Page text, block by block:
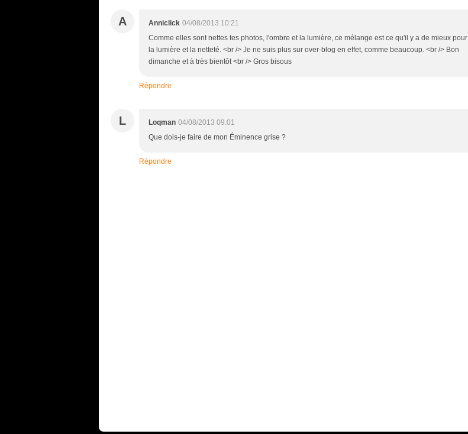
A Anniclick 04/08/2013 10:21
Comme elles sont nettes tes photos, l'ombre et la lumière, ce mélange est ce qu'il y a de mieux pour
la lumière et la netteté. <br /> Je ne suis plus sur over-blog en effet, comme beaucoup. <br /> Bon
dimanche et à très bientôt <br /> Gros bisous
Répondre
L Loqman 04/08/2013 09:01
Que dois-je faire de mon Éminence grise ?
Répondre